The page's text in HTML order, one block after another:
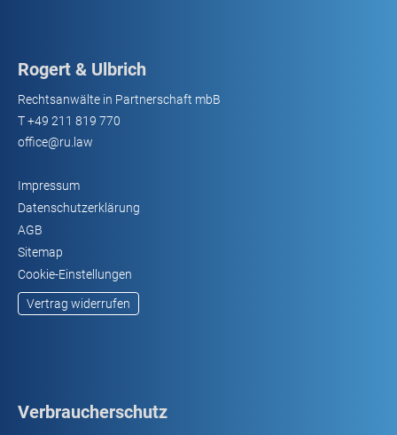
Rogert & Ulbrich
Rechtsanwälte in Partnerschaft mbB
T+49 211 819 770
office@ru.law
Impressum
Datenschutzerklärung
AGB
Sitemap
Cookie-Einstellungen
Vertrag widerrufen
Verbraucherschutz